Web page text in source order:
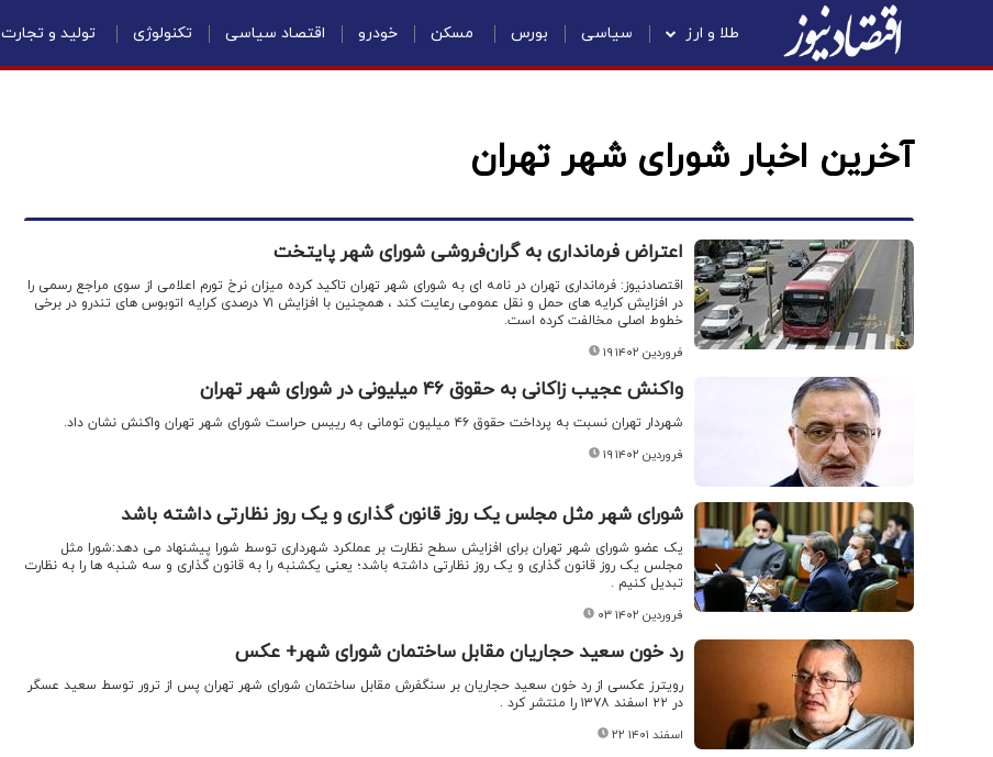
طلا و ارز سیاسی بورس مسکن خودرو اقتصاد سیاسی تکنولوژی تولید و تجارت
آخرین اخبار شورای شهر تهران
اعتراض فرمانداری به گران‌فروشی شورای شهر پایتخت
اقتصادنیوز: فرمانداری تهران در نامه ای به شورای شهر تهران تاکید کرده میزان نرخ تورم اعلامی از سوی مراجع رسمی را
در افزایش کرایه های حمل و نقل عمومی رعایت کند ، همچنین با افزایش ۷۱ درصدی کرایه اتوبوس های تندرو در برخی
خطوط اصلی مخالفت کرده است.
۱۹ فروردین ۱۴۰۲
واکنش عجیب زاکانی به حقوق ۴۶ میلیونی در شورای شهر تهران
شهردار تهران نسبت به پرداخت حقوق ۴۶ میلیون تومانی به رییس حراست شورای شهر تهران واکنش نشان داد.
۱۹ فروردین ۱۴۰۲
شورای شهر مثل مجلس یک روز قانون گذاری و یک روز نظارتی داشته باشد
یک عضو شورای شهر تهران برای افزایش سطح نظارت بر عملکرد شهرداری توسط شورا پیشنهاد می دهد:شورا مثل
مجلس یک روز قانون گذاری و یک روز نظارتی داشته باشد؛ یعنی یکشنبه را به قانون گذاری و سه شنبه ها را به نظارت
تبدیل کنیم .
۰۳ فروردین ۱۴۰۲
رد خون سعید حجاریان مقابل ساختمان شورای شهر+ عکس
رویترز عکسی از رد خون سعید حجاریان بر سنگفرش مقابل ساختمان شورای شهر تهران پس از ترور توسط سعید عسگر
در ۲۲ اسفند ۱۳۷۸ را منتشر کرد .
۲۲ اسفند ۱۴۰۱